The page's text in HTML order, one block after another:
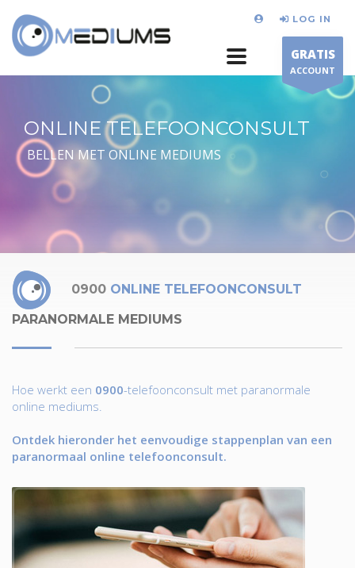
LOG IN
GRATIS
ACCOUNT
ONLINE TELEFOONCONSULT
BELLEN MET ONLINE MEDIUMS
0900 ONLINE TELEFOONCONSULT
PARANORMALE MEDIUMS
Hoe werkt een 0900-telefoonconsult met paranormale
online mediums.
Ontdek hieronder het eenvoudige stappenplan van een
paranormaal online telefoonconsult.